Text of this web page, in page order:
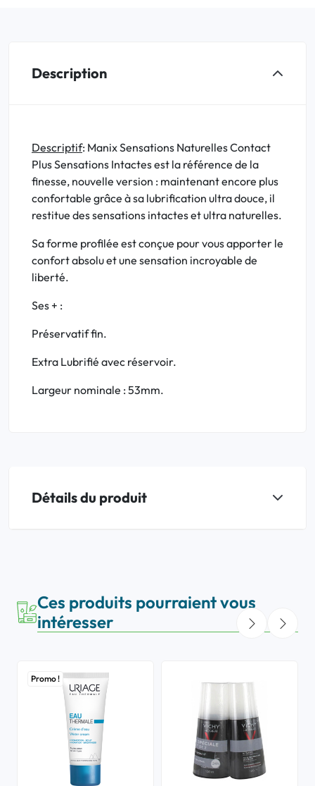
Description
Descriptif: Manix Sensations Naturelles Contact
Plus Sensations Intactes est la référence de la
finesse, nouvelle version : maintenant encore plus
confortable grâce à sa lubrification ultra douce, il
restitue des sensations intactes et ultra naturelles.
Sa forme profilée est conçue pour vous apporter le
confort absolu et une sensation incroyable de
liberté.
Ses + :
Préservatif fin.
Extra Lubrifié avec réservoir.
Largeur nominale : 53mm.
Détails du produit
Ces produits pourraient vous
intéresser
Promo !